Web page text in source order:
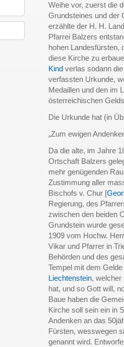
Weihe vor, zuerst die
Grundsteines und der
erzählte der H. H.
Pfarrei Balzers
hohen Landesfürsten,
diese Kirche zu
Kind verlas sodann
verfassten Urkunde,
Medaillen und den im
österreichischen
Die Urkunde hat (in
„Zum ewigen
Da die alte, im Jahre
Ortschaft Balzers
mehr genügenden
Zustimmung aller
Bischofs v. Chur [
Regierung, des
zwischen den beiden
Grundstein wurde
1909 vom Hochw.
Vikar und Pfarrer in
Behörden und des
Tempel mit dem
Liechtenstein, welcher
hat, und so Gott will,
Baue haben die
Kirche soll sein ein in
Andenken an das
Fürsten, wesswegen
genannt wird.